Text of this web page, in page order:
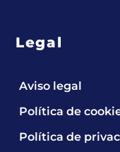
Legal
Aviso legal
Política de
Política de